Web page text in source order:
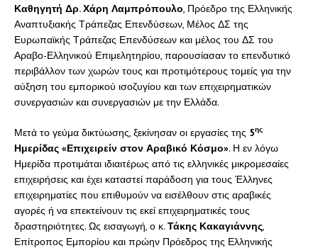
Καθηγητή Δρ. Χάρη Λαμπρόπουλο, Πρόεδρο της Ελληνικής
Αναπτυξιακής Τράπεζας Επενδύσεων, Μέλος ΔΣ της
Ευρωπαϊκής Τράπεζας Επενδύσεων και μέλος του ΔΣ του
Αραβο-Ελληνικού Επιμελητηρίου, παρουσίασαν το επενδυτικό
περιβάλλον των χωρών τους και προτιμότερους τομείς για την
αύξηση του εμπορικού ισοζυγίου και των επιχειρηματικών
συνεργασιών και συνεργασιών με την Ελλάδα.
Μετά το γεύμα δικτύωσης, ξεκίνησαν οι εργασίες της 5ης
Ημερίδας «Επιχειρείν στον Αραβικό Κόσμο». Η εν λόγω
Ημερίδα προτιμάται ιδιαιτέρως από τις ελληνικές μικρομεσαίες
επιχειρήσεις και έχει καταστεί παράδοση για τους Έλληνες
επιχειρηματίες που επιθυμούν να εισέλθουν στις αραβικές
αγορές ή να επεκτείνουν τις εκεί επιχειρηματικές τους
δραστηριότητες. Ως εισαγωγή, ο κ. Τάκης Κακαγιάννης
Επίτροπος Εμπορίου και πρώην Πρόεδρος της Ελληνικής